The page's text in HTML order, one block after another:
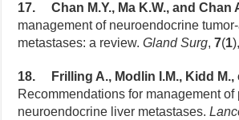
17. Chan M.Y., Ma K.W., and Chan
management of neuroendocrine
metastases: a review.Gland Surg,7(1
18. Frilling A., Modlin I.M., Kidd M.,
Recommendations for management of
neuroendocrine liver metastases.